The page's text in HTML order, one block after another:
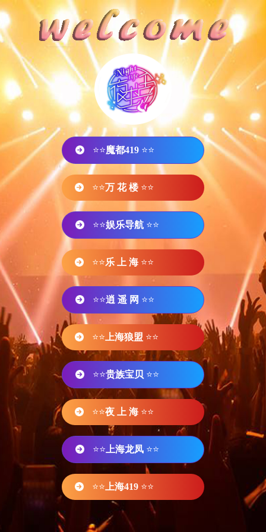
⭐⭐魔都419 ⭐⭐
⭐⭐万 花 楼 ⭐⭐
⭐⭐娱乐导航 ⭐⭐
⭐⭐乐 上 海 ⭐⭐
⭐⭐逍 遥 网 ⭐⭐
⭐⭐ 上海狼盟 ⭐⭐
⭐⭐贵族宝贝 ⭐⭐
⭐⭐夜 上 海 ⭐⭐
⭐⭐ 上海龙凤 ⭐⭐
⭐⭐ 上海419 ⭐⭐